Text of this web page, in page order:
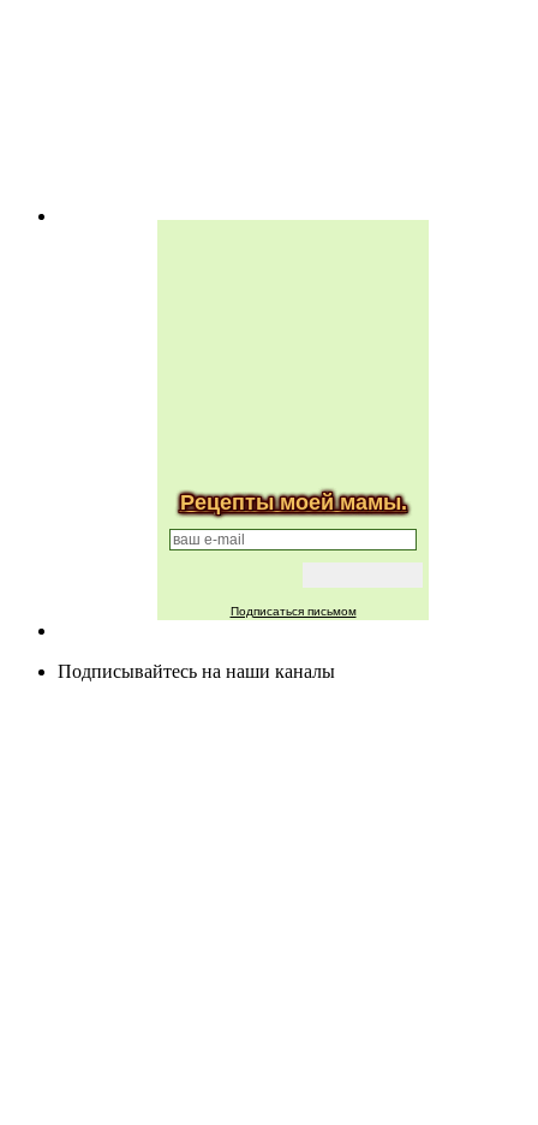
Рецепты моей мамы.
Подписаться письмом
Подписывайтесь на наши каналы